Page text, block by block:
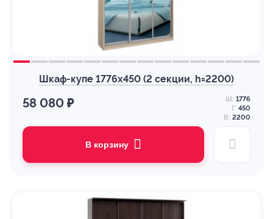
Шкаф-купе 1776х450 (2 секции, h=2200)
58 080 ₽ Ш: 1776
Г: 450
В: 2200
В корзину